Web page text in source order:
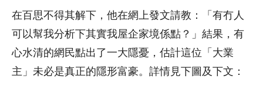
在百思不得其解下，他在網上發文請教：「有冇人
可以幫我分析下其實我屋企家境係點？」結果，有
心水清的網民點出了一大隱憂，估計這位「大業
主」未必是真正的隱形富豪。詳情見下圖及下文：